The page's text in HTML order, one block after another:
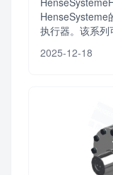
HenseSysteme
执行器。该系
2025-12-18